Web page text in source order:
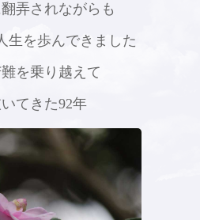
弄されながらも
生を歩んできました
を乗り越えて
てきた92年